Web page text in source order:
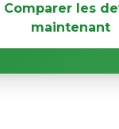
Comparer les
maintenant